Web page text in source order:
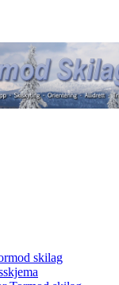
skilag